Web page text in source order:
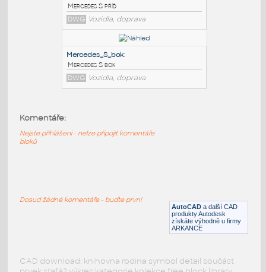
Medvěd Kodiak
DWG Zvířata
DWG Vozidla, doprava
DWG Vozidla, doprava
AutoCAD a další CAD
produkty Autodesk
získáte výhodně u firmy
ARKANCE
Komentáře:
Nejste přihlášeni - nelze připojit komentáře
bloků
Dosud žádné komentáře - buďte první
CAD download: knihovna rodina symbol detail součást